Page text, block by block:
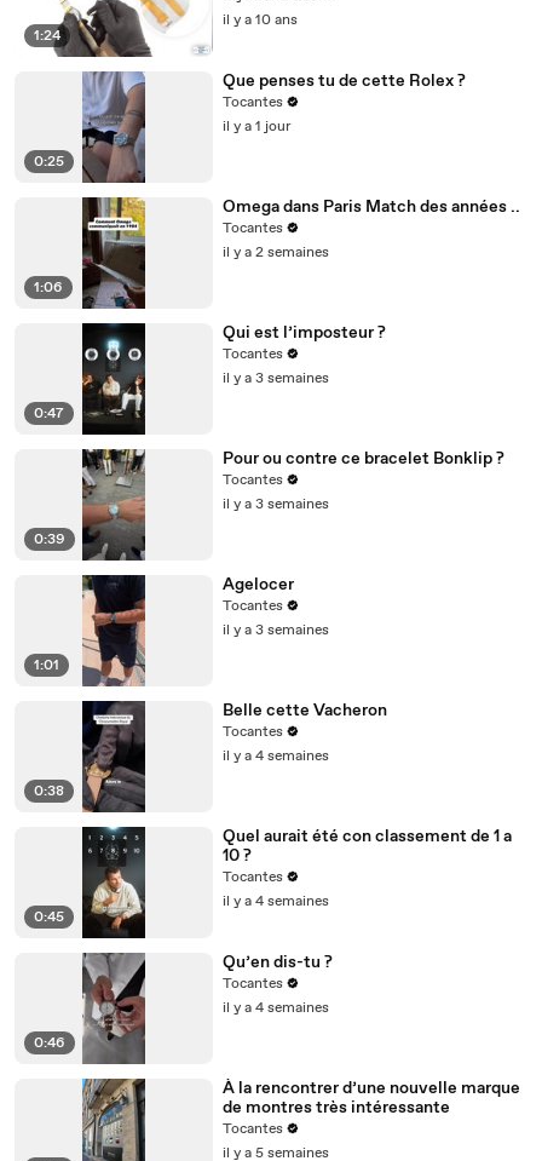
1:24
il y a 10 ans
0:25
Que penses tu de cette Rolex ?
Tocantes
il y a 1 jour
1:06
Omega dans Paris Match des années ..
Tocantes
il y a 2 semaines
0:47
Qui est l’imposteur ?
Tocantes
il y a 3 semaines
0:39
Pour ou contre ce bracelet Bonklip ?
Tocantes
il y a 3 semaines
1:01
Agelocer
Tocantes
il y a 3 semaines
0:38
Belle cette Vacheron
Tocantes
il y a 4 semaines
0:45
Quel aurait été con classement de 1 a
10 ?
Tocantes
il y a 4 semaines
0:46
Qu’en dis-tu ?
Tocantes
il y a 4 semaines
À la rencontrer d’une nouvelle marque
de montres très intéressante
Tocantes
il y a 5 semaines